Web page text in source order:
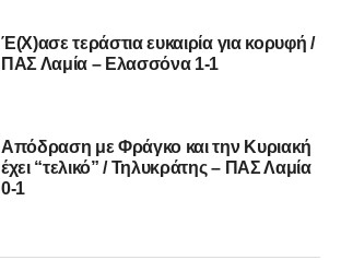
Έ(Χ)ασε τεράστια ευκαιρία για κορυφή /
ΠΑΣ Λαμία – Ελασσόνα 1-1
Απόδραση με Φράγκο και την Κυριακή
έχει “τελικό” / Τηλυκράτης – ΠΑΣ Λαμία
0-1